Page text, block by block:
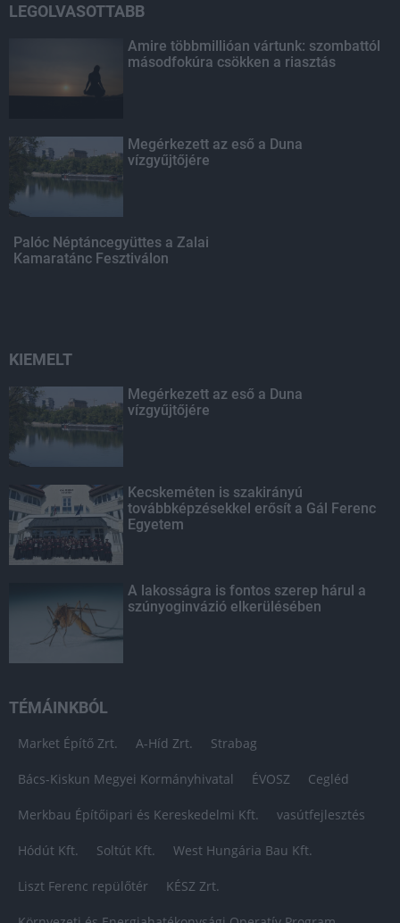
LEGOLVASOTTABB
Amire többmillióan vártunk: szombattól
másodfokúra csökken a riasztás
Megérkezett az eső a Duna
vízgyűjtőjére
Palóc Néptáncegyüttes a Zalai
Kamaratánc Fesztiválon
KIEMELT
Megérkezett az eső a Duna
vízgyűjtőjére
Kecskeméten is szakirányú
továbbképzésekkel erősít a Gál Ferenc
Egyetem
A lakosságra is fontos szerep hárul a
szúnyoginvázió elkerülésében
TÉMÁINKBÓL
Market Építő Zrt. A-Híd Zrt. Strabag
Bács-Kiskun Megyei Kormányhivatal ÉVOSZ Cegléd
Merkbau Építőipari és Kereskedelmi Kft. vasútfejlesztés
Hódút Kft. Soltút Kft. West Hungária Bau Kft.
Liszt Ferenc repülőtér KÉSZ Zrt.